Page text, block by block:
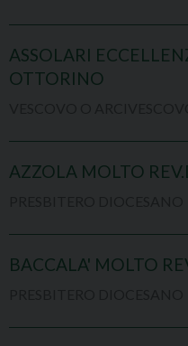
ASSOLARI
OTTORINO
AZZOLA MOLTO
BACCALA' MOLTO